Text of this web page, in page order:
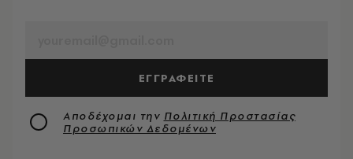
ΕΓΓΡΑΦΕΙΤΕ
Αποδέχομαι την Πολιτική Προστασίας
Προσωπικών Δεδομένων